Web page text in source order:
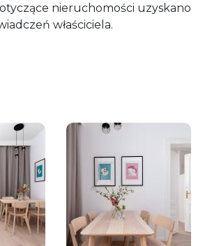
nieruchomości uzyskano
właściciela.